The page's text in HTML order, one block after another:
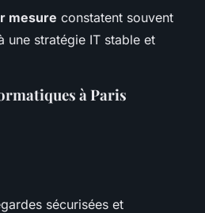
mesure constatent souvent
une stratégie IT stable et
à Paris
sécurisées et